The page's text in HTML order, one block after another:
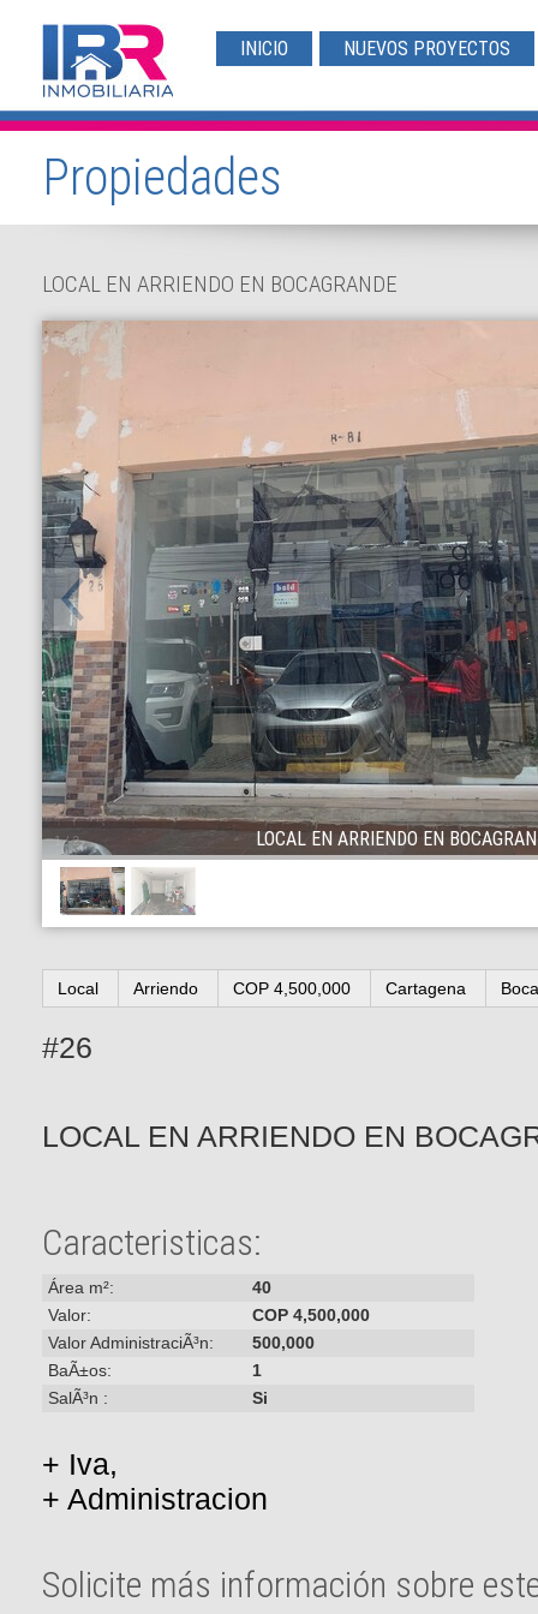
INICIO NUEVOS PROYECTOS
Propiedades
LOCAL EN ARRIENDO EN BOCAGRANDE
1/2 LOCAL EN ARRIENDO EN
Local Arriendo COP 4,500,000 Cartagena
#26
LOCAL EN ARRIENDO EN
Caracteristicas:
Área m²:
40
Valor:
COP 4,500,000
Valor AdministraciÃ³n:
500,000
BaÃ±os:
1
SalÃ³n :
Si
+ Iva,
+ Administracion
Solicite más información sobre